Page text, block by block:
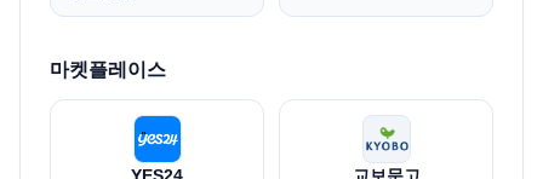
마켓플레이스